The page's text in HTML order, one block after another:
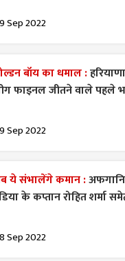
Sep 2022
बॉय का धमाल :
फाइनल जीतने वाले पहले
Sep 2022
ये संभालेंगे कमान :
के कप्तान रोहित शर्मा
Sep 2022